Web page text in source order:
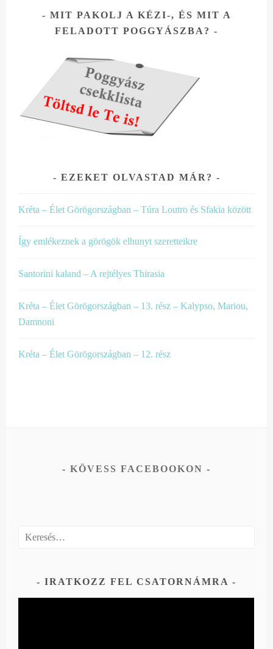
MIT PAKOLJ A KÉZI-, ÉS MIT A
FELADOTT POGGYÁSZBA?
EZEKET OLVASTAD MÁR?
Kréta – Élet Görögországban – Túra Loutro és Sfakia között
Így emlékeznek a görögök elhunyt szeretteikre
Santorini kaland – A rejtélyes Thirasia
Kréta – Élet Görögországban – 13. rész – Kalypso, Mariou,
Damnoni
Kréta – Élet Görögországban – 12. rész
KÖVESS FACEBOOKON
Keresés:
IRATKOZZ FEL CSATORNÁMRA